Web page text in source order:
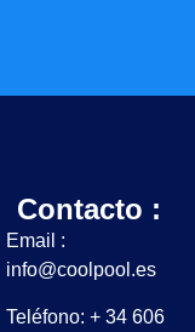
Contacto :
Email :
info@coolpool.es
Teléfono: + 34 606